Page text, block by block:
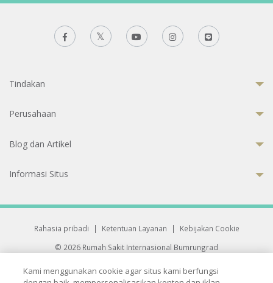
Tindakan
Perusahaan
Blog dan Artikel
Informasi Situs
Rahasia pribadi | Ketentuan Layanan |
Kebijakan Cookie
© 2026 Rumah Sakit Internasional Bumrungrad
33 Sukhumvit 3, Wattana, Bangkok 10110 Thailand.
Kami menggunakan cookie agar situs kami berfungsi